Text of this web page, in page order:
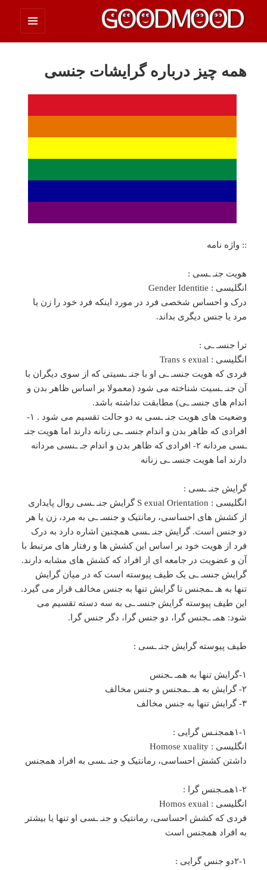
چیزای خووب مووب
همه چیز درباره گرایشات جنسی
:: واژه نامه
هویت جنـ ـسی :
انگلیسی : Gender Identitie
درک و احساس شخصی فرد در مورد اینکه فرد خود را زن یا
مرد یا جنس دیگری بداند.
ترا جنسـ ـی :
انگلیسی : Trans s exual
فردی که هویت جنسـ‌ ـی او با جنـ ـسیتی که از سوی دیگران با
آن جنـ ـسیت شناخته می شود (معمولا بر اساس ظاهر بدن و
اندام های جنسـ ـی) مطابقت نداشته باشد.
وضعیت های هویت جنـ ـسی به دو حالت تقسیم می شود . ۱-
افرادی که ظاهر بدن و اندام جنسـ ـی زنانه دارند اما هویت جنـ
ـسی مردانه ۲- افرادی که ظاهر بدن و اندام جـ‌ ـنسی مردانه
دارند اما هویت جنسـ ـی زنانه
گرایش جنـ ـسی :
انگلیسی : S exual Orientation گرایش جنـ ـسی روال پایداری
از کشش های احساسی، رمانتیک و جنسـ ـی به مرد، زن یا هر
دو جنس است. گرایش جنـ‌ ـسی همچنین اشاره دارد به درک
فرد از هویت خود بر اساس این کشش ها و رفتار های مرتبط با
آن و عضویت در جامعه ای از افراد که کشش های مشابه دارند.
گرایش جنسـ ـی یک طیف پیوسته است که در میان گرایش
تنها به هـ‌ ـمجنس تا گرایش تنها به جنس مخالف قرار می گیرد.
این طیف پیوسته گرایش جنسـ‌ ـی به سه دسته تقسیم می
شود: همـ ـجنس گرا، دو جنس گرا، دگر جنس گرا.
طیف پیوسته گرایش جنـ‌ ـسی :
۱-گرایش تنها به همـ ـجنس
۲- گرایش به هـ‌ ـمجنس و جنس مخالف
۳- گرایش تنها به جنس مخالف
۱-۱همجنـس گرایی :
انگلیسی : Homose xuality
داشتن کشش احساسی، رمانتیک و جنـ ـسی به افراد همجنس
۱-۲همـجنس گرا :
انگلیسی : Homos exual
فردی که کشش احساسی، رمانتیک و جنـ ـسی او تنها یا بیشتر
به افراد همجنس است
۲-۱دو جنس گرایی :